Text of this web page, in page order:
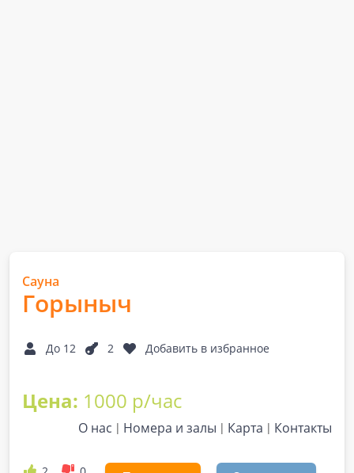
Сауна
Горыныч
До 12 2 Добавить в избранное
Цена: 1000 р/час
О нас Номера и залы Карта Контакты